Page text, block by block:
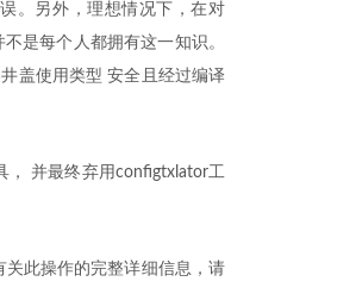
。另外，理想情况下，在对
是每个人都拥有这一知识。
盖使用类型 安全且经过编译
， 并最终弃用configtxlator工
此操作的完整详细信息，请